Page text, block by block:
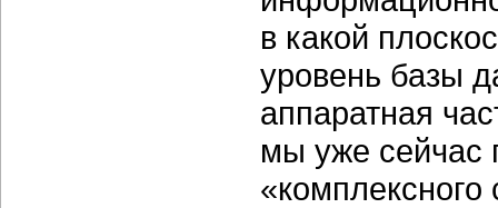
в какой
уровень базы
аппаратная
мы уже сейчас
«комплексного